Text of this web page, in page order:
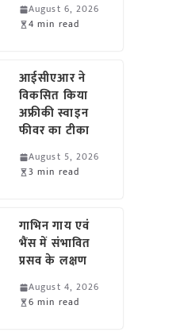
August 6, 2026
4 min read
आईसीएआर ने
विकसित किया
अफ्रीकी स्वाइन
फीवर का टीका
August 5, 2026
3 min read
गाभिन गाय एवं
भैंस में संभावित
प्रसव के लक्षण
August 4, 2026
6 min read